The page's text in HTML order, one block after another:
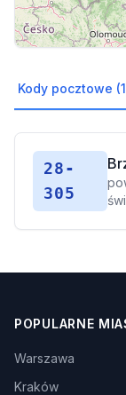
Kody pocztowe
28-
305
POPULARNE
Warszawa
Kraków